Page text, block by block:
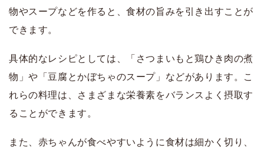
物やスープなどを作ると、食材の旨みを引き出すことが
できます。
具体的なレシピとしては、「さつまいもと鶏ひき肉の煮
物」や「豆腐とかぼちゃのスープ」などがあります。こ
れらの料理は、さまざまな栄養素をバランスよく摂取す
ることができます。
また、赤ちゃんが食べやすいように食材は細かく切り、